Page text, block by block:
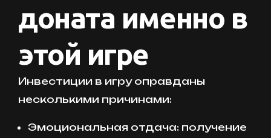
доната именно в
этой игре
Инвестиции в игру оправданы
несколькими причинами:
Эмоциональная отдача: получение